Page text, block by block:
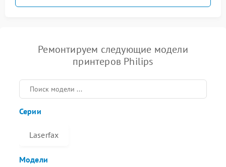
Ремонтируем следующие модели
принтеров Philips
Серии
Laserfax
Модели